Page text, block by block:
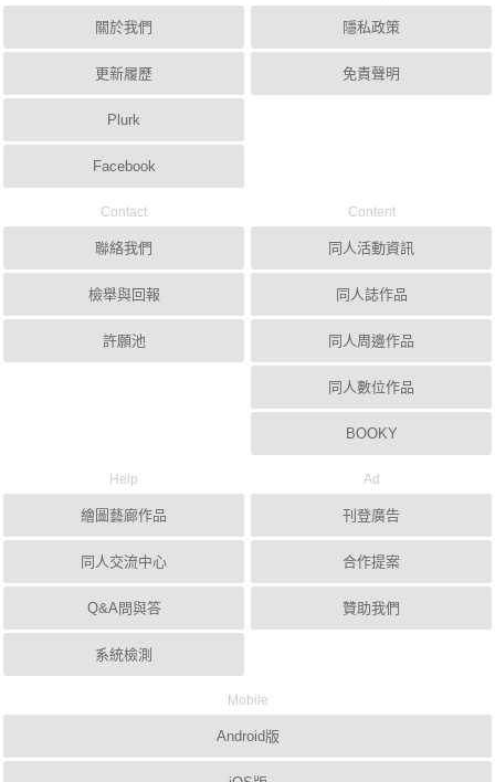
關於我們
更新履歷
Plurk
Facebook
隱私政策
免責聲明
Contact
聯絡我們
檢舉與回報
許願池
Content
同人活動資訊
同人誌作品
同人周邊作品
同人數位作品
BOOKY
Help
繪圖藝廊作品
同人交流中心
Q&A問與答
系統檢測
Ad
刊登廣告
合作提案
贊助我們
Mobile
Android版